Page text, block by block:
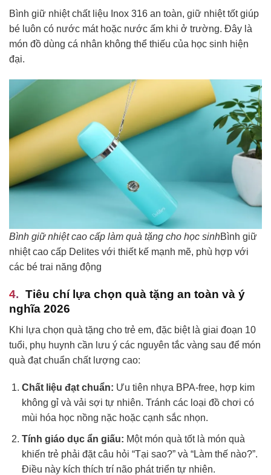
Bình giữ nhiệt chất liệu Inox 316 an toàn, giữ nhiệt tốt giúp
bé luôn có nước mát hoặc nước ấm khi ở trường. Đây là
món đồ dùng cá nhân không thể thiếu của học sinh hiện
đại.
Bình giữ nhiệt cao cấp làm quà tặng cho học sinhBình giữ
nhiệt cao cấp Delites với thiết kế mạnh mẽ, phù hợp với
các bé trai năng động
Tiêu chí lựa chọn quà tặng an toàn và ý
nghĩa 2026
Khi lựa chọn quà tặng cho trẻ em, đặc biệt là giai đoạn 10
tuổi, phụ huynh cần lưu ý các nguyên tắc vàng sau để món
quà đạt chuẩn chất lượng cao:
Chất liệu đạt chuẩn: Ưu tiên nhựa BPA-free, hợp kim
không gỉ và vải sợi tự nhiên. Tránh các loại đồ chơi có
mùi hóa học nồng nặc hoặc cạnh sắc nhọn.
Tính giáo dục ẩn giấu: Một món quà tốt là món quà
khiến trẻ phải đặt câu hỏi “Tại sao?” và “Làm thế nào?”.
Điều này kích thích trí não phát triển tự nhiên.